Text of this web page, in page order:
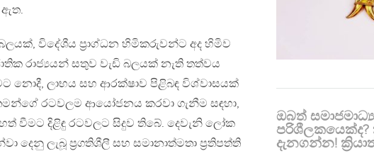
ඇත.
විදේශීය ප‍්‍රාග්ධන හිමිකරුවන්ට අද හිමිව
රාජ්‍යයන් සතුව වැඩි බලයක් නැති තත්වය
නොදී, ලාභය සහ ආරක්ෂාව පිළිබඳ විශ්වාසයක්
රටවලම ආයෝජනය කරවා ගැනීම සඳහා,
වීමට දිළිඳු රටවලට සිදුව තිබේ. දෙවැනි ලෝක
ලැබූ ප‍්‍රගතිශීලී සහ සමානාත්මතා ප‍්‍රතිපත්ති
ඔබත් සමාජමාධ්‍ය
දැනගන්න!